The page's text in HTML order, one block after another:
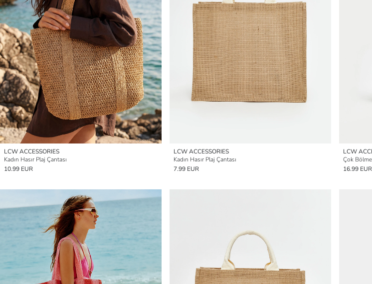
LCW ACCESSORIES
Kadın Hasır Plaj Çantası
10.99 EUR
LCW ACCESSORIES
Kadın Hasır Plaj Çantası
7.99 EUR
LCW
Çok
16.99 EUR